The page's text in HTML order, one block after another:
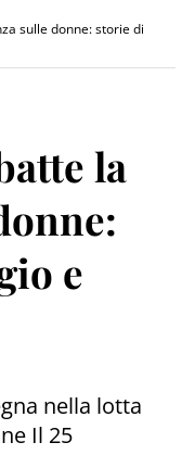
sulle donne: storie di
la
e
nella lotta
Il 25